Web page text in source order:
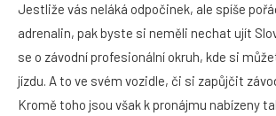
Jestliže vás neláká odpočinek, ale spíše
adrenalin, pak byste si neměli nechat ujít
se o závodní profesionální okruh, kde si
jízdu. A to ve svém vozidle, či si zapůjčit
Kromě toho jsou však k pronájmu nabízeny